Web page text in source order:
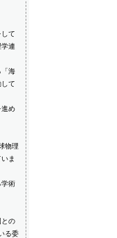
て
連
「海
て
進め
物理
ま
学術
との
る委